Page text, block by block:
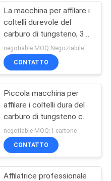
di
24
La macchina per affilare i
coltelli durevole del
carburo di tungsteno, 3
mette in scena la
macchina per affilare i
coltelli 184g 205 * 50 *
negotiable MOQ:Negoziabile
CONTATTO
Piccola macchina per
affilare i coltelli dura del
carburo di tungsteno con
la catena per l'escursione
di campeggio di sport
negotiable MOQ:1 cartone
CONTATTO
Affilatrice professionale